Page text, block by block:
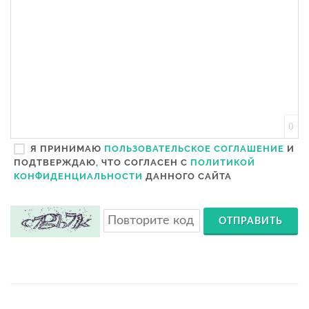
0
Я ПРИНИМАЮ ПОЛЬЗОВАТЕЛЬСКОЕ СОГЛАШЕНИЕ И
ПОДТВЕРЖДАЮ, ЧТО СОГЛАСЕН С ПОЛИТИКОЙ
КОНФИДЕНЦИАЛЬНОСТИ ДАННОГО САЙТА
ОТПРАВИТЬ